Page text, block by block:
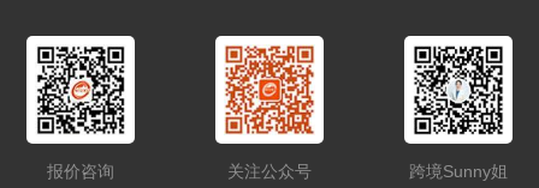
报价咨询 关注公众号 跨境Sunny姐